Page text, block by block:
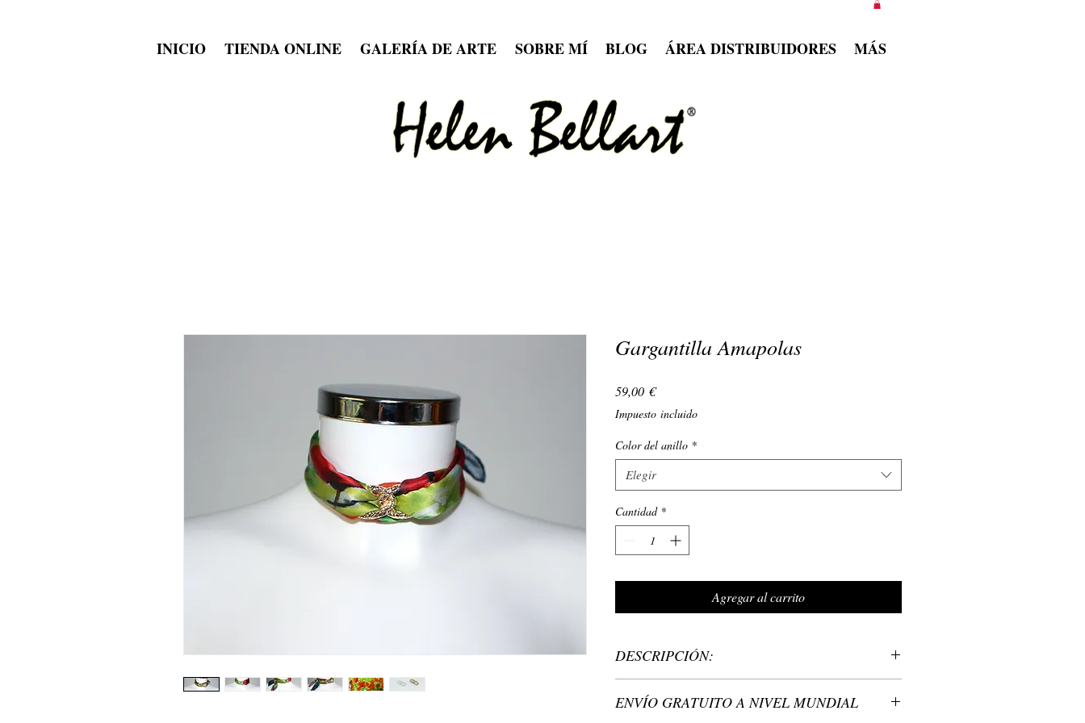
INICIO TIENDA ONLINE GALERÍA DE ARTE SOBRE MÍ BLOG ÁREA DISTRIBUIDORES MÁS
Gargantilla Amapolas
59,00 €Precio
Impuesto incluido
Color del anillo *
Elegir
Cantidad *
Agregar al carrito
DESCRIPCIÓN:
Bufanda de seda impresa con la obra original de la artista
ENVÍO GRATUITO A NIVEL MUNDIAL